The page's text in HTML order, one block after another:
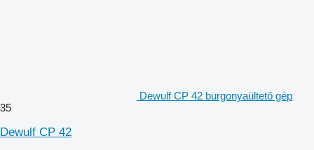
Dewulf CP 42 burgonyaültető gép
35
Dewulf CP 42